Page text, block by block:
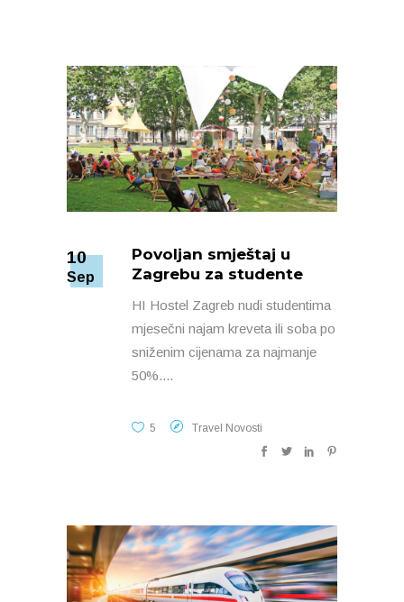
10
Sep
Povoljan smještaj u
Zagrebu za studente
HI Hostel Zagreb nudi studentima
mjesečni najam kreveta ili soba po
sniženim cijenama za najmanje
50%.
5 Travel Novosti